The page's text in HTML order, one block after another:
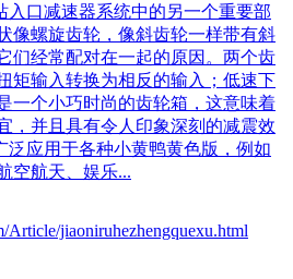
口减速器系统中的另一个重要部
像螺旋齿轮，像斜齿轮一样带有斜
们经常配对在一起的原因。两个齿
矩输入转换为相反的输入；低速下
一个小巧时尚的齿轮箱，这意味着
，并且具有令人印象深刻的减震效
应用于各种小黄鸭黄色版，例如
空航天、娱乐...
Article/jiaoniruhezhengquexu.html